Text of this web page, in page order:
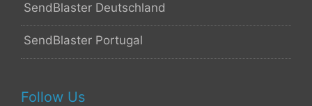
SendBlaster Deutschland
SendBlaster Portugal
Follow Us